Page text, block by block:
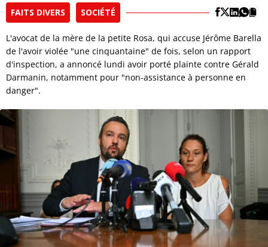
FAITS DIVERS
SOCIÉTÉ
L'avocat de la mère de la petite Rosa, qui accuse Jérôme Barella
de l'avoir violée "une cinquantaine" de fois, selon un rapport
d'inspection, a annoncé lundi avoir porté plainte contre Gérald
Darmanin, notamment pour "non-assistance à personne en
danger".